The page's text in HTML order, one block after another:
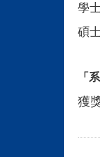
學
碩
「
獲